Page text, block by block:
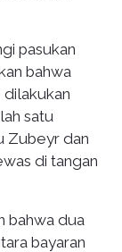
pasukan
bahwa
satu
Zubeyr dan
di tangan
bahwa dua
bayaran